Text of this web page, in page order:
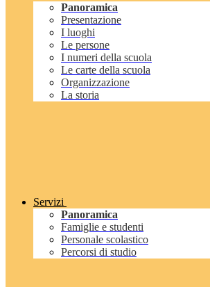
Panoramica
Presentazione
I luoghi
Le persone
I numeri della scuola
Le carte della scuola
Organizzazione
La storia
Servizi
Panoramica
Famiglie e studenti
Personale scolastico
Percorsi di studio